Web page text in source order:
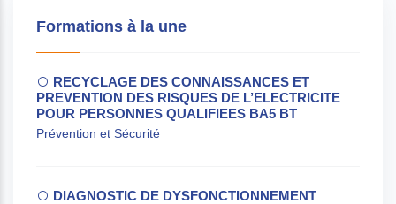
Formations à la une
RECYCLAGE DES CONNAISSANCES ET
PREVENTION DES RISQUES DE L’ELECTRICITE
POUR PERSONNES QUALIFIEES BA5 BT
Prévention et Sécurité
DIAGNOSTIC DE DYSFONCTIONNEMENT